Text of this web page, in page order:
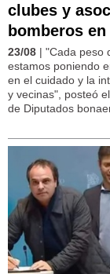
clubes y
bomberos
23/08 | "Cada peso
estamos poniendo
en el cuidado y la
y vecinas", posteó
de Diputados